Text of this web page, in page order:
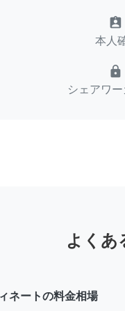
assignment_ind
本人
lock
シェアワ
よくあ
ネートの料金相場